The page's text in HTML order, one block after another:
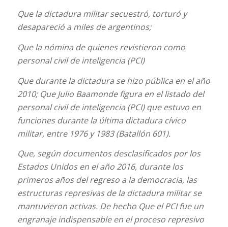
Que la dictadura militar secuestró, torturó y
desapareció a miles de argentinos;
Que la nómina de quienes revistieron como
personal civil de inteligencia (PCI)
Que durante la dictadura se hizo pública en el año
2010; Que Julio Baamonde figura en el listado del
personal civil de inteligencia (PCI) que estuvo en
funciones durante la última dictadura cívico
militar, entre 1976 y 1983 (Batallón 601).
Que, según documentos desclasificados por los
Estados Unidos en el año 2016, durante los
primeros años del regreso a la democracia, las
estructuras represivas de la dictadura militar se
mantuvieron activas. De hecho Que el PCI fue un
engranaje indispensable en el proceso represivo